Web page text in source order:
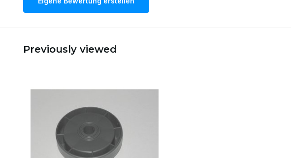
Previously viewed